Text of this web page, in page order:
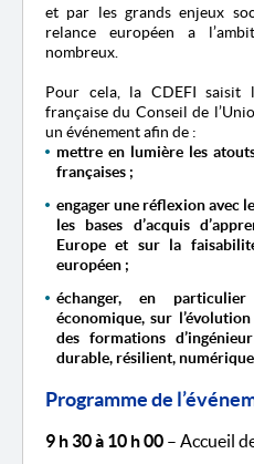
et par les grands enjeux
relance européen a
nombreux.
Pour cela, la CDEFI saisit
française du Conseil de
un événement afin de :
mettre en lumière les
françaises ;
engager une réflexion avec
les bases d’acquis
Europe et sur la
européen ;
échanger, en
économique, sur
des formations
durable, résilient,
Programme de
9 h 30 à 10 h 00 – Accueil